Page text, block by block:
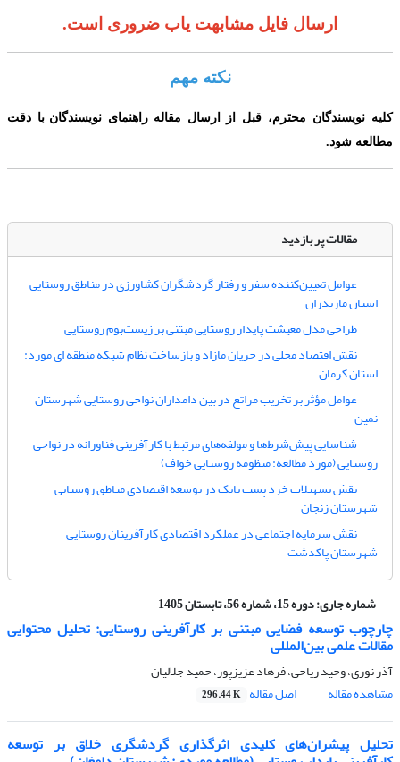
ارسال فایل مشابهت یاب ضروری است.
نکته مهم
کلیه نویسندگان محترم، قبل از ارسال مقاله راهنمای نویسندگان با دقت
مطالعه شود.
مقالات پر بازدید
عوامل تعیین‌کننده سفر و رفتار گردشگران کشاورزی در مناطق روستایی
استان مازندران
طراحی مدل معیشت پایدار روستایی مبتنی بر زیست‌بوم روستایی
نقش اقتصاد محلی در جریان مازاد و بازساخت نظام شبکه منطقه ای مورد:
استان کرمان
عوامل مؤثر بر تخریب مراتع در بین دامداران نواحی روستایی شهرستان
نمین
شناسایی پیش‌شرط‌ها و مولفه‌های مرتبط با کارآفرینی فناورانه در نواحی
روستایی (مورد مطالعه: منظومه روستایی خواف)
نقش تسهیلات خرد پست بانک در توسعه اقتصادی مناطق روستایی
شهرستان زنجان
نقش سرمایه اجتماعی در عملکرد اقتصادی کارآفرینان روستایی
شهرستان پاکدشت
شماره جاری:دوره 15، شماره 56، تابستان 1405
چارچوب توسعه فضایی مبتنی بر کارآفرینی روستایی: تحلیل محتوایی
مقالات علمی بین‌المللی
آذر نوری، وحید ریاحی، فرهاد عزیزپور، حمید جلالیان
مشاهده مقاله
اصل مقاله 296.44 K
تحلیل پیشران‌های کلیدی اثرگذاری گردشگری خلاق بر توسعه